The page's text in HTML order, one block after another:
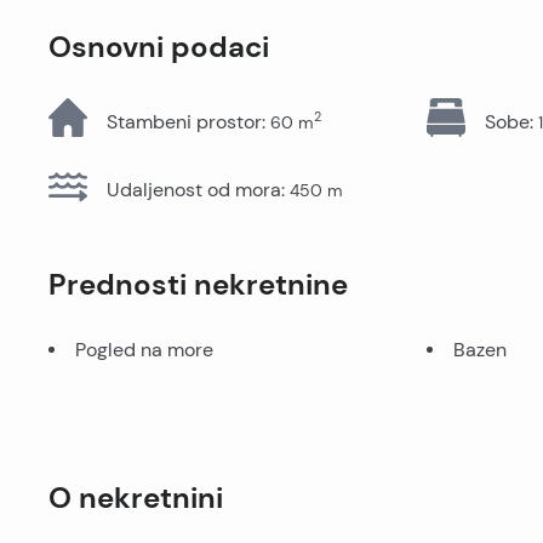
Osnovni podaci
Stambeni prostor: 60 m2 Sobe: 1
Udaljenost od mora: 450 m
Prednosti nekretnine
Pogled na more Bazen
O nekretnini